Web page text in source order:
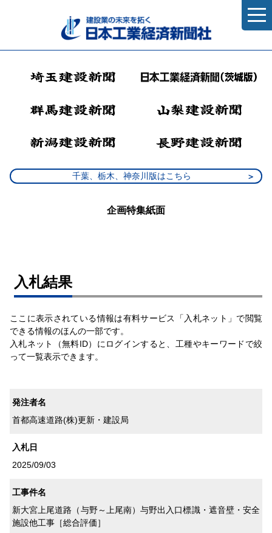
千葉、栃木、神奈川版はこちら
企画特集紙面
⼊札結果
ここに表示されている情報は有料サービス「入札ネット」で閲覧
できる情報のほんの一部です。
入札ネット（無料ID）にログインすると、工種やキーワードで絞
って一覧表示できます。
発注者名
首都高速道路(株)更新・建設局
入札日
2025/09/03
工事件名
新大宮上尾道路（与野～上尾南）与野出入口標識・遮音壁・安全
施設他工事［総合評価］